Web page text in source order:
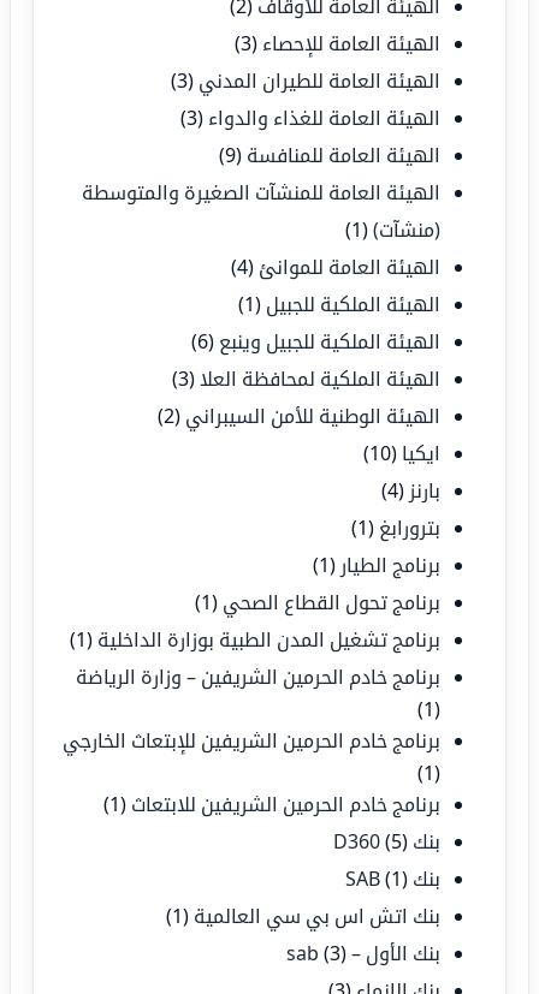
الهيئة العامة للأوقاف (2)
الهيئة العامة للإحصاء (3)
الهيئة العامة للطيران المدني (3)
الهيئة العامة للغذاء والدواء (3)
الهيئة العامة للمنافسة (9)
الهيئة العامة للمنشآت الصغيرة والمتوسطة
(منشآت)(1)
الهيئة العامة للموانئ (4)
الهيئة الملكية للجبيل (1)
الهيئة الملكية للجبيل وينبع (6)
الهيئة الملكية لمحافظة العلا(3)
الهيئة الوطنية للأمن السيبراني (2)
ايكيا (10)
بارنز (4)
بترورابغ (1)
برنامج الطيار (1)
برنامج تحول القطاع الصحي (1)
برنامج تشغيل المدن الطبية بوزارة الداخلية (1)
برنامج خادم الحرمين الشريفين – وزارة الرياضة
(1)
برنامج خادم الحرمين الشريفين للإبتعاث الخارجي
(1)
برنامج خادم الحرمين الشريفين للابتعاث (1)
بنك D360 (5)
بنك SAB (1)
بنك اتش اس بي سي العالمية (1)
بنك الأول – sab(3)